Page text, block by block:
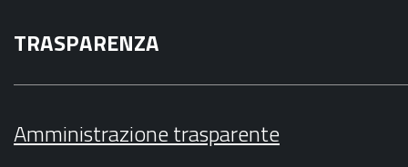
TRASPARENZA
Amministrazione trasparente